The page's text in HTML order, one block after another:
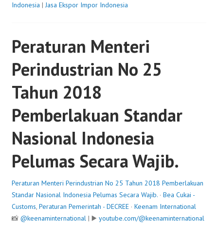
Indonesia |Jasa Ekspor Impor Indonesia
Peraturan Menteri
Perindustrian No 25
Tahun 2018
Pemberlakuan Standar
Nasional Indonesia
Pelumas Secara Wajib.
Peraturan Menteri Perindustrian No 25 Tahun 2018 Pemberlakuan
Standar Nasional Indonesia Pelumas Secara Wajib. · Bea Cukai -
Customs, Peraturan Pemerintah - DECREE · Keenam International
📸 @keenaminternational | ▶️ youtube.com/@keenaminternational